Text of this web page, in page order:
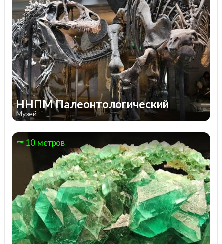
ННПМ Палеонтологический
Музей
10 метров